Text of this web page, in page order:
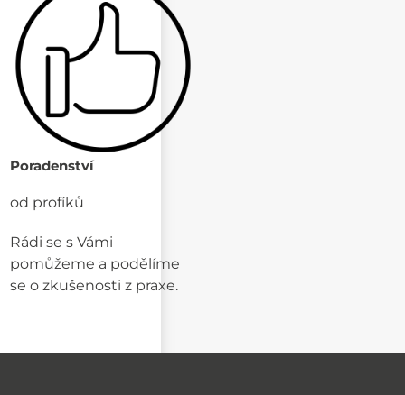
Poradenství
od profíků
Rádi se s Vámi
pomůžeme a podělíme
se o zkušenosti z praxe.